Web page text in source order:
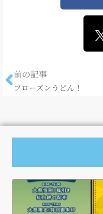
前の記事
フローズンうどん！